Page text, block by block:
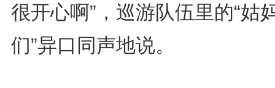
很开心啊”，巡游队伍里的“姑
们”异口同声地说。